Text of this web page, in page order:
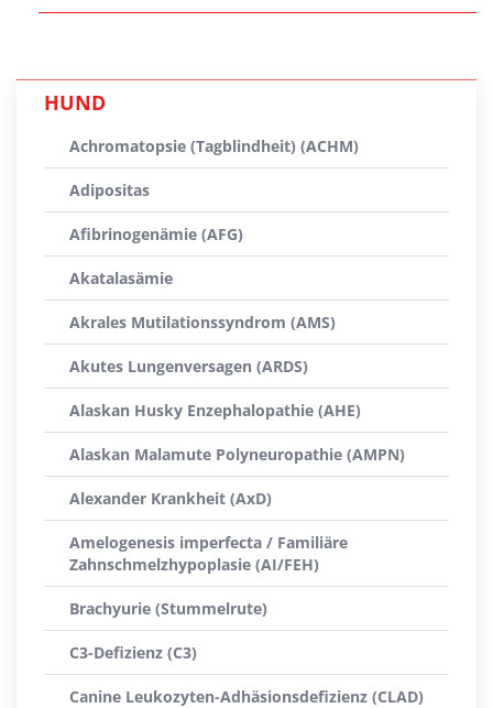
HUND
Achromatopsie (Tagblindheit) (ACHM)
Adipositas
Afibrinogenämie (AFG)
Akatalasämie
Akrales Mutilationssyndrom (AMS)
Akutes Lungenversagen (ARDS)
Alaskan Husky Enzephalopathie (AHE)
Alaskan Malamute Polyneuropathie (AMPN)
Alexander Krankheit (AxD)
Amelogenesis imperfecta / Familiäre
Zahnschmelzhypoplasie (AI/FEH)
Brachyurie (Stummelrute)
C3-Defizienz (C3)
Canine Leukozyten-Adhäsionsdefizienz (CLAD)